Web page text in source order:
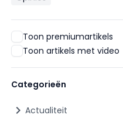
Toon premiumartikels
Toon artikels met video
Categorieën
chevron_right Actualiteit